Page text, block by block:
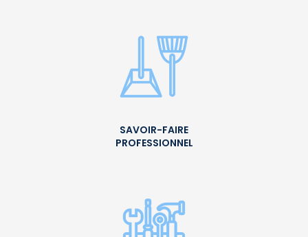
SAVOIR-FAIRE
PROFESSIONNEL